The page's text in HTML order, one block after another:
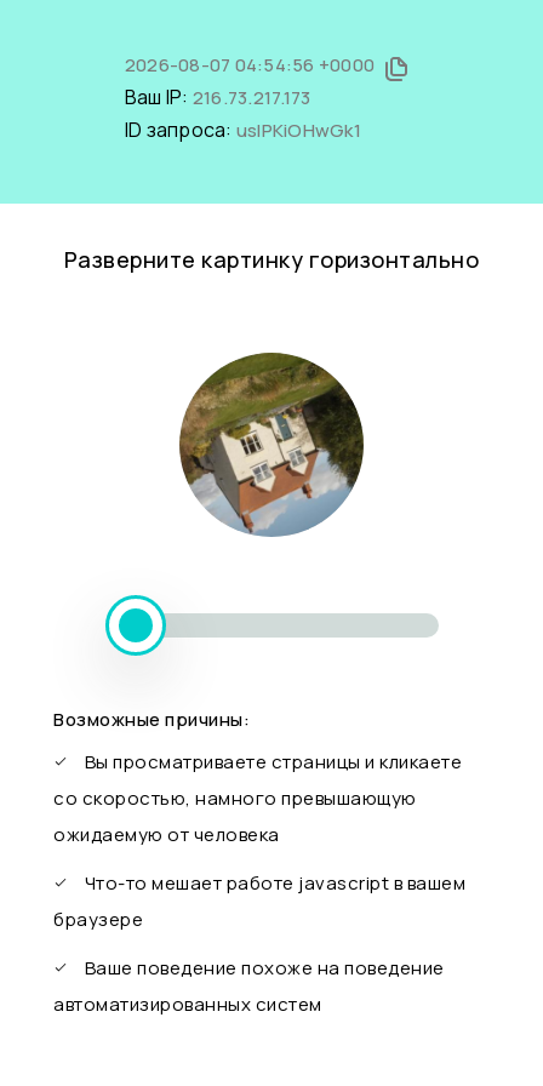
2026-08-07 04:54:56 +0000
Ваш IP: 216.73.217.173
ID запроса: usIPKiOHwGk1
Разверните картинку горизонтально
Возможные причины:
Вы просматриваете страницы и кликаете
со скоростью, намного превышающую
ожидаемую от человека
Что-то мешает работе javascript в вашем
браузере
Ваше поведение похоже на поведение
автоматизированных систем